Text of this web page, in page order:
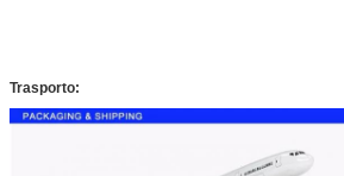
Trasporto: